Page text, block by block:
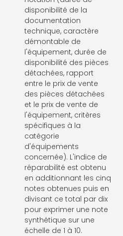
disponibilité de la
documentation
technique, caractère
démontable de
l'équipement, durée de
disponibilité des pièces
détachées, rapport
entre le prix de vente
des pièces détachées
et le prix de vente de
l'équipement, critères
spécifiques à la
catégorie
d'équipements
concernée). L'indice de
réparabilité est obtenu
en additionnant les cinq
notes obtenues puis en
divisant ce total par dix
pour exprimer une note
synthétique sur une
échelle de 1 à 10.